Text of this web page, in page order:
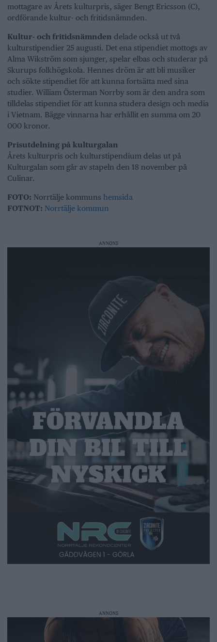
mottagare av Årets kulturpris, säger Bengt Ericsson (C),
ordförande kultur- och fritidsnämnden.
Kultur- och fritidsnämnden delade också ut två
kulturstipendier 25 augusti. Det ena stipendiet mottogs av
Alma Wikström som sjunger, spelar elbas och studerar på
Skurups folkhögskola. Hennes dröm är att bli musiker
och sökte stipendiet för att kunna fortsätta med sina
studier. William Österman Norrby som är den andra som
tilldelas stipendiet för att kunna studera design och media
i Vietnam. Bägge vinnarna har erhållit en summa om 20
000 kronor.
Prisutdelning på kulturgalan
Årets kulturpris och kulturstipendium delas ut på
Kulturgalan som går av stapeln den 18 november på
Culinar.
FOTO: Norrtälje kommuns hemsida
FOTNOT: Norrtälje kommun
ANNONS
ANNONS